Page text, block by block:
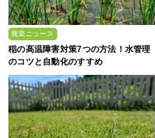
農業ニュース
稲の高温障害対策7つの方法！水管理
のコツと自動化のすすめ